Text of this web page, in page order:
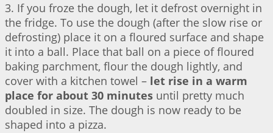
3. If you froze the dough, let it defrost overnight in
the fridge. To use the dough (after the slow rise or
defrosting) place it on a floured surface and shape
it into a ball. Place that ball on a piece of floured
baking parchment, flour the dough lightly, and
cover with a kitchen towel – let rise in a warm
place for about 30 minutes until pretty much
doubled in size. The dough is now ready to be
shaped into a pizza.